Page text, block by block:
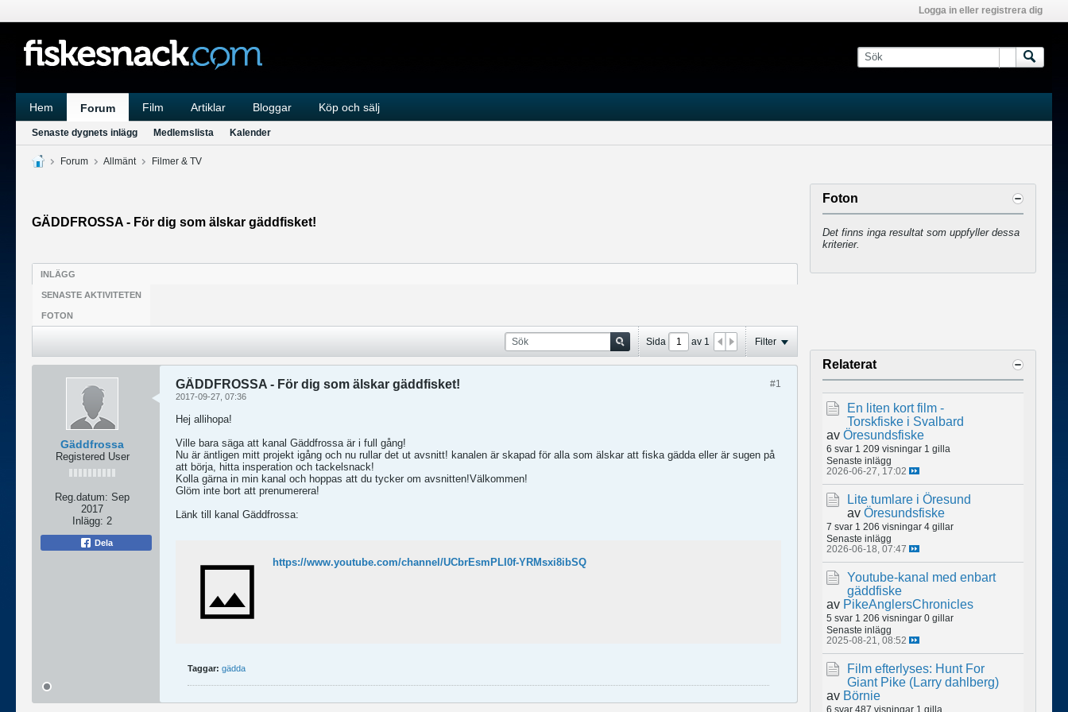
Logga in eller registrera dig
Hem Forum Film Artiklar Bloggar Köp och sälj
Senaste dygnets inlägg Medlemslista Kalender
Forum Allmänt Filmer & TV
GÄDDFROSSA - För dig som älskar gäddfisket!
INLÄGG
SENASTE AKTIVITETEN
FOTON
Sida av 1 Filter
Gäddfrossa
Registered User
Reg.datum: Sep
2017
Inlägg: 2
Dela
#1
GÄDDFROSSA - För dig som älskar gäddfisket!
2017-09-27, 07:36
Hej allihopa!
Ville bara säga att kanal Gäddfrossa är i full gång!
Nu är äntligen mitt projekt igång och nu rullar det ut avsnitt! kanalen är skapad för alla som älskar att fiska gädda eller är sugen på
att börja, hitta insperation och tackelsnack!
Kolla gärna in min kanal och hoppas att du tycker om avsnitten!Välkommen!
Glöm inte bort att prenumerera!
Länk till kanal Gäddfrossa:
https://www.youtube.com/channel/UCbrEsmPLI0f-YRMsxi8ibSQ
Taggar: gädda
Foton
Det finns inga resultat som uppfyller dessa
kriterier.
Relaterat
En liten kort film -
Torskfiske i Svalbard
av Öresundsfiske
6 svar 1 209 visningar 1 gilla
Senaste inlägg
2026-06-27, 17:02
Lite tumlare i Öresund
av Öresundsfiske
7 svar 1 206 visningar 4 gillar
Senaste inlägg
2026-06-18, 07:47
Youtube-kanal med enbart
gäddfiske
av PikeAnglersChronicles
5 svar 1 206 visningar 0 gillar
Senaste inlägg
2025-08-21, 08:52
Film efterlyses: Hunt For
Giant Pike (Larry dahlberg)
av Börnie
6 svar 487 visningar 1 gilla